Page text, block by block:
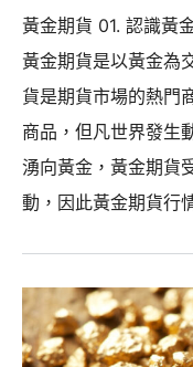
黃金期貨 01. 認識黃
黃金期貨是以黃金為
貨是期貨市場的熱門
商品，但凡世界發生
湧向黃金，黃金期貨
動，因此黃金期貨行